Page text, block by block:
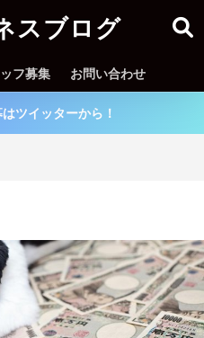
スブログ
フ募集 お問い合わせ
ツイッターから！